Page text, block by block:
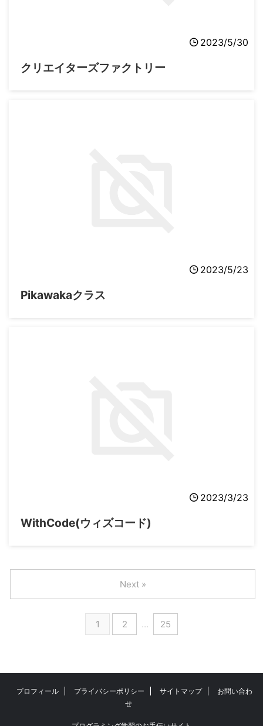
2023/5/30
クリエイターズファクトリー
2023/5/23
Pikawakaクラス
2023/3/23
WithCode(ウィズコード)
1 2 … 25
Next »
プロフィール プライバシーポリシー サイトマップ
お問い合わ
せ